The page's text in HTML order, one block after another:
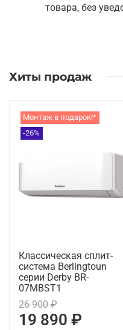
товара, без
Хиты продаж
Монтаж в подарок!*
-26%
Классическая сплит-
система Berlingtoun
серии Derby BR-
07MBST1
26 900 ₽
19 890 ₽